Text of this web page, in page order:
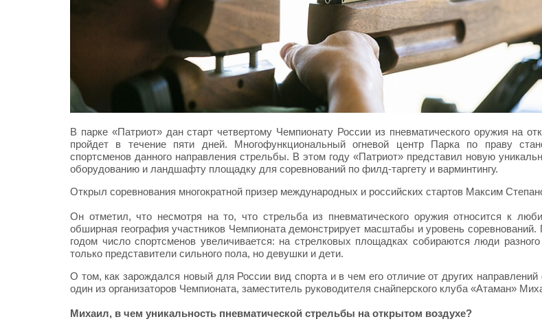
В парке «Патриот» дан старт четвертому Чемпионату России из пневматического оружия на
пройдет в течение пяти дней. Многофункциональный огневой центр Парка по праву
спортсменов данного направления стрельбы. В этом году «Патриот» представил новую
оборудованию и ландшафту площадку для соревнований по филд-таргету и варминтингу.
Открыл соревнования многократной призер международных и российских стартов Максим
Он отметил, что несмотря на то, что стрельба из пневматического оружия относится к
обширная география участников Чемпионата демонстрирует масштабы и уровень
годом число спортсменов увеличивается: на стрелковых площадках собираются люди
только представители сильного пола, но девушки и дети.
О том, как зарождался новый для России вид спорта и в чем его отличие от других
один из организаторов Чемпионата, заместитель руководителя снайперского клуба «Атаман»
Михаил, в чем уникальность пневматической стрельбы на открытом воздухе?